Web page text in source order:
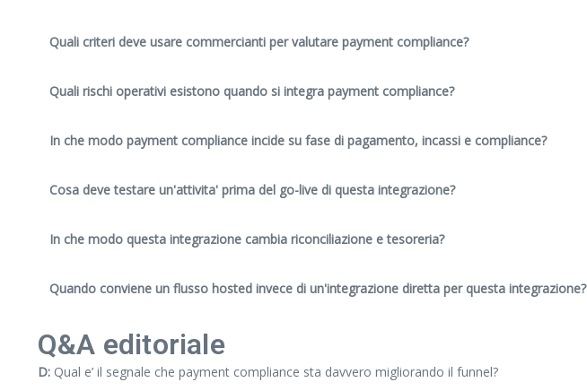
Quali criteri deve usare commercianti per valutare payment compliance?
Quali rischi operativi esistono quando si integra payment compliance?
In che modo payment compliance incide su fase di pagamento, incassi e compliance?
Cosa deve testare un'attivita' prima del go-live di questa integrazione?
In che modo questa integrazione cambia riconciliazione e tesoreria?
Quando conviene un flusso hosted invece di un'integrazione diretta per questa integrazione?
Q&A editoriale
D: Qual e’ il segnale che payment compliance sta davvero migliorando il funnel?